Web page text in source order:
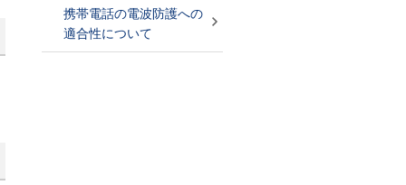
携帯電話の電波防護への
適合性について